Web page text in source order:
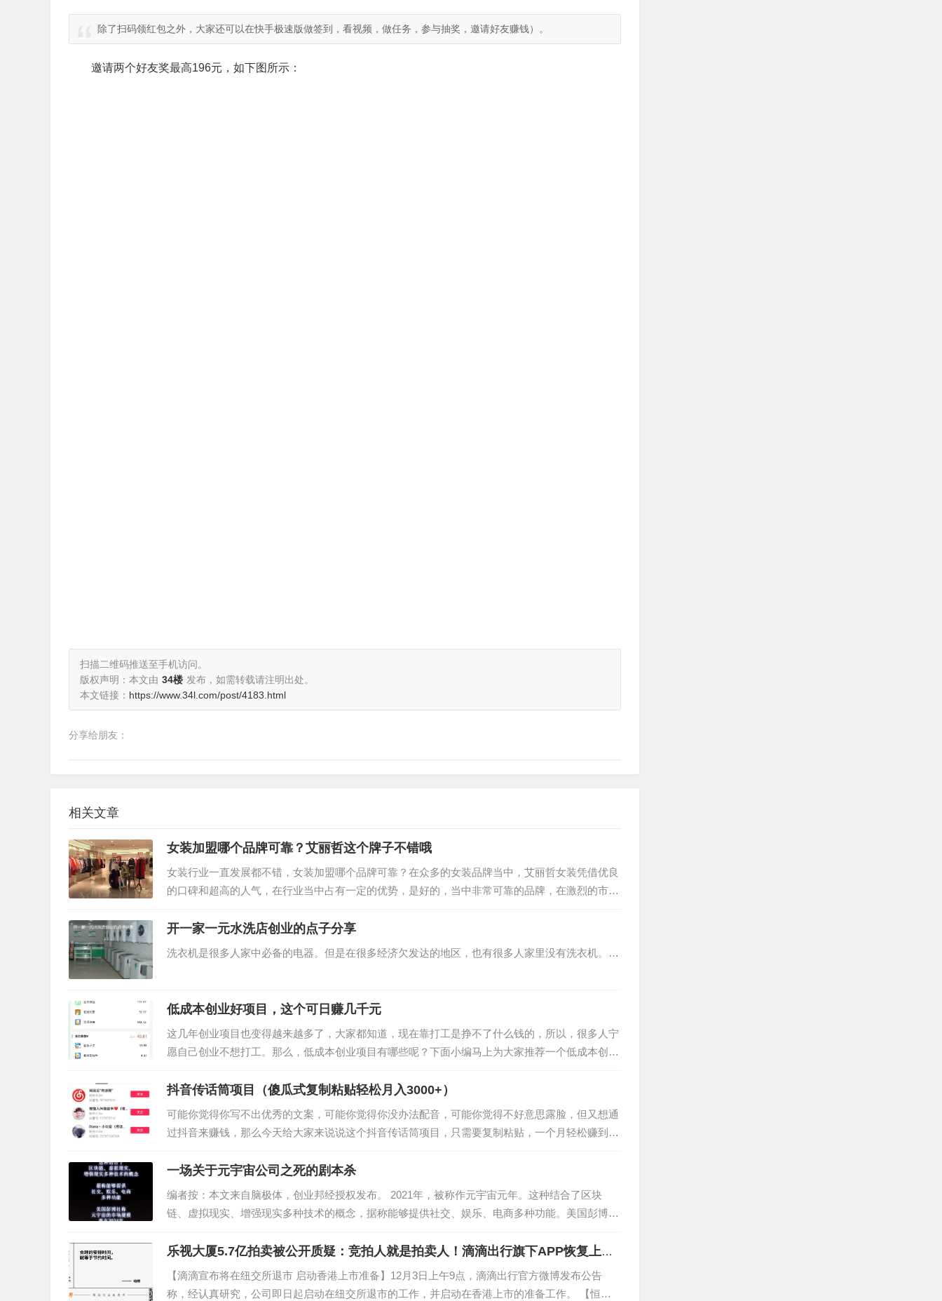
除了扫码领红包之外，大家还可以在快手极速版做签到，看视频，做任务，参与抽奖，邀请好友赚钱）。
邀请两个好友奖最高196元，如下图所示：
扫描二维码推送至手机访问。
版权声明：本文由 34楼 发布，如需转载请注明出处。
本文链接： https://www.34l.com/post/4183.html
分享给朋友：
相关文章
女装加盟哪个品牌可靠？艾丽哲这个牌子不错哦
女装行业一直发展都不错，女装加盟哪个品牌可靠？在众多的女装品牌当中，艾丽哲女装凭借优良
的口碑和超高的人气，在行业当中占有一定的优势，是好的，当中非常可靠的品牌，在激烈的市场
当中，凭借超高的实力，得到了无数加盟商的认可，赚钱轻松，发展潜力大，…
开一家一元水洗店创业的点子分享
洗衣机是很多人家中必备的电器。但是在很多经济欠发达的地区，也有很多人家里没有洗衣机。…
低成本创业好项目，这个可日赚几千元
这几年创业项目也变得越来越多了，大家都知道，现在靠打工是挣不了什么钱的，所以，很多人宁
愿自己创业不想打工。那么，低成本创业项目有哪些呢？下面小编马上为大家推荐一个低成本创业
项目，如果你有资源的话，也可以免费去推广操作，做好了日赚几千也是很容…
抖音传话筒项目（傻瓜式复制粘贴轻松月入3000+）
可能你觉得你写不出优秀的文案，可能你觉得你没办法配音，可能你觉得不好意思露脸，但又想通
过抖音来赚钱，那么今天给大家来说说这个抖音传话筒项目，只需要复制粘贴，一个月轻松赚到
3000+，无需露脸配音，更加不需要写文案。…
一场关于元宇宙公司之死的剧本杀
编者按：本文来自脑极体，创业邦经授权发布。 2021年，被称作元宇宙元年。这种结合了区块
链、虚拟现实、增强现实多种技术的概念，据称能够提供社交、娱乐、电商多种功能。美国彭博社
称，元宇宙的市场规模将在2024年将达到8000亿美元。而就在20…
乐视大厦5.7亿拍卖被公开质疑：竞拍人就是拍卖人！滴滴出行旗下APP恢复上架
传闻不实；阿里或成全国首个灵活办公企业丨邦早报
【滴滴宣布将在纽交所退市 启动香港上市准备】12月3日上午9点，滴滴出行官方微博发布公告
称，经认真研究，公司即日起启动在纽交所退市的工作，并启动在香港上市的准备工作。 【恒大